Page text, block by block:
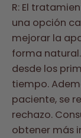
R: El
una opción
mejorar la
forma
desde los
tiempo.
paciente, se
rechazo.
obtener más